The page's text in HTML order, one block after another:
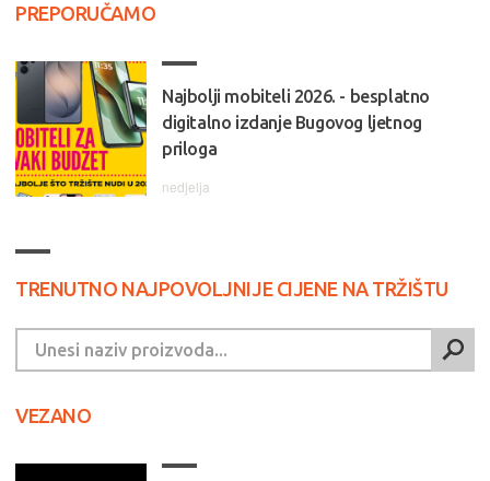
PREPORUČAMO
Najbolji mobiteli 2026. - besplatno
digitalno izdanje Bugovog ljetnog
priloga
nedjelja
TRENUTNO NAJPOVOLJNIJE CIJENE NA TRŽIŠTU
VEZANO